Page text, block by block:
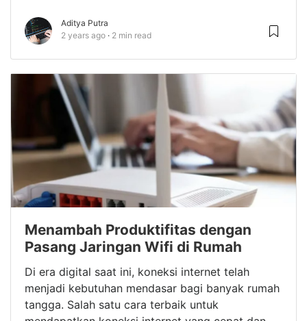
Aditya Putra
2 years ago
2 min read
Menambah Produktifitas dengan
Pasang Jaringan Wifi di Rumah
Di era digital saat ini, koneksi internet telah
menjadi kebutuhan mendasar bagi banyak rumah
tangga. Salah satu cara terbaik untuk